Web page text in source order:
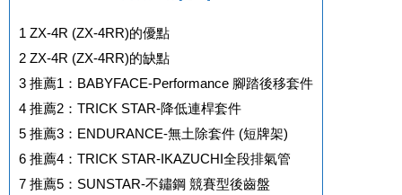
1 ZX-4R (ZX-4RR)的優點
2 ZX-4R (ZX-4RR)的缺點
3 推薦1：BABYFACE-Performance 腳踏後移套件
4 推薦2：TRICK STAR-降低連桿套件
5 推薦3：ENDURANCE-無土除套件 (短牌架)
6 推薦4：TRICK STAR-IKAZUCHI全段排氣管
7 推薦5：SUNSTAR-不鏽鋼 競賽型後齒盤